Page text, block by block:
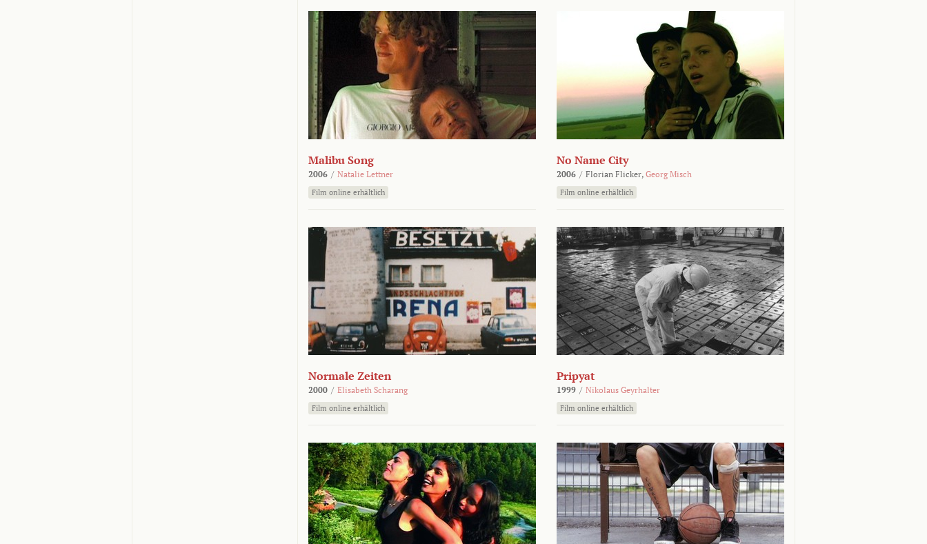
Malibu Song
2006 / Natalie Lettner
Film online erhältlich
No Name City
2006 / Florian Flicker, Georg Misch
Film online erhältlich
Normale Zeiten
2000 / Elisabeth Scharang
Film online erhältlich
Pripyat
1999 / Nikolaus Geyrhalter
Film online erhältlich